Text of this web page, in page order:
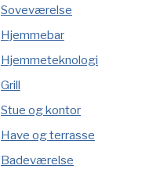
Soveværelse
Hjemmebar
Hjemmeteknologi
Grill
Stue og kontor
Have og terrasse
Badeværelse